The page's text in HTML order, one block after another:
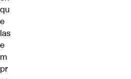
qu
e
las
e
m
pr